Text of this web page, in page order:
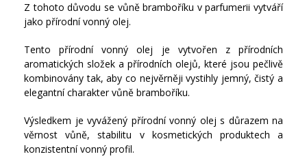
Z tohoto důvodu se vůně bramboříku v parfumerii vytváří
jako přírodní vonný olej.
Tento přírodní vonný olej je vytvořen z přírodních
aromatických složek a přírodních olejů, které jsou pečlivě
kombinovány tak, aby co nejvěrněji vystihly jemný, čistý a
elegantní charakter vůně bramboříku.
Výsledkem je vyvážený přírodní vonný olej s důrazem na
věrnost vůně, stabilitu v kosmetických produktech a
konzistentní vonný profil.